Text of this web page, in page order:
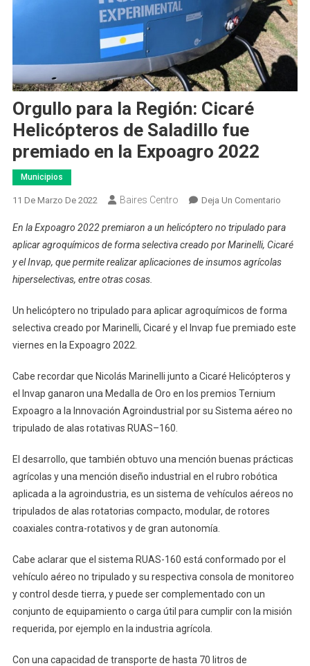
Orgullo para la Región: Cicaré
Helicópteros de Saladillo fue
premiado en la Expoagro 2022
Municipios
11 De Marzo De 2022 Baires Centro Deja Un ComentarioEn
Para
La
Región:
De
En
En la Expoagro 2022 premiaron a un helicóptero no tripulado para
aplicar agroquímicos de forma selectiva creado por Marinelli, Cicaré
y el Invap, que permite realizar aplicaciones de insumos agrícolas
hiperselectivas, entre otras cosas.
Un helicóptero no tripulado para aplicar agroquímicos de forma
selectiva creado por Marinelli, Cicaré y el Invap fue premiado este
viernes en la Expoagro 2022.
Cabe recordar que Nicolás Marinelli junto a Cicaré Helicópteros y
el Invap ganaron una Medalla de Oro en los premios Ternium
Expoagro a la Innovación Agroindustrial por su Sistema aéreo no
tripulado de alas rotativas RUAS–160.
El desarrollo, que también obtuvo una mención buenas prácticas
agrícolas y una mención diseño industrial en el rubro robótica
aplicada a la agroindustria, es un sistema de vehículos aéreos no
tripulados de alas rotatorias compacto, modular, de rotores
coaxiales contra-rotativos y de gran autonomía.
Cabe aclarar que el sistema RUAS-160 está conformado por el
vehículo aéreo no tripulado y su respectiva consola de monitoreo
y control desde tierra, y puede ser complementado con un
conjunto de equipamiento o carga útil para cumplir con la misión
requerida, por ejemplo en la industria agrícola.
Con una capacidad de transporte de hasta 70 litros de